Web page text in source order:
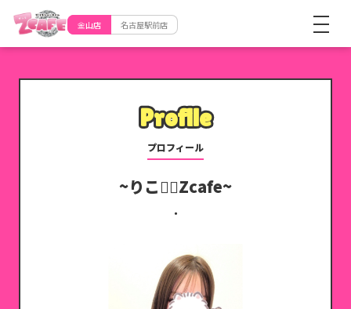
金山店 名古屋駅前店
Profile
Profile
プロフィール
りこ♡⃛Zcafe
・